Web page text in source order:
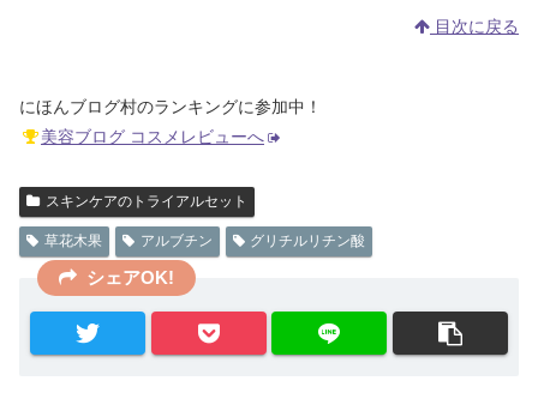
目次に戻る
にほんブログ村のランキングに参加中！
美容ブログ コスメレビューへ
スキンケアのトライアルセット
草花木果 アルブチン グリチルリチン酸
シェアOK!